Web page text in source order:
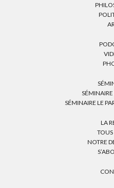
SÉMINAIRE LE
LA
TOUS
NOTRE